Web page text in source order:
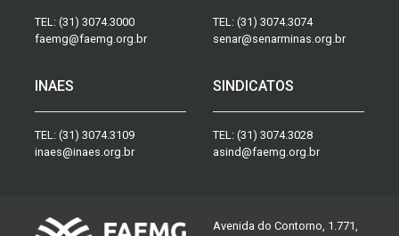
TEL: (31) 3074.3000
faemg@faemg.org.br
TEL: (31) 3074.3074
senar@senarminas.org.br
INAES
TEL: (31) 3074.3109
inaes@inaes.org.br
SINDICATOS
TEL: (31) 3074.3028
asind@faemg.org.br
Avenida do Contorno, 1.771,